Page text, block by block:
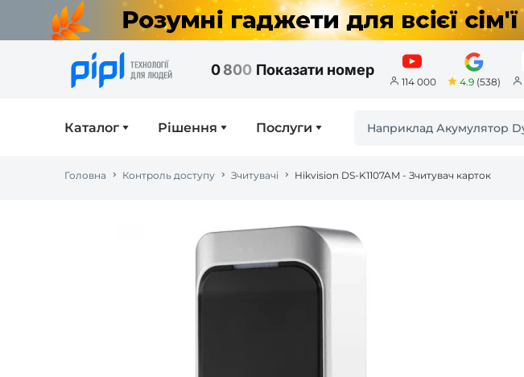
0800 Показати номер
114 000 4.9(538)
Каталог Рішення Послуги
Головна Контроль доступу Зчитувачі Hikvision DS-K1107AM - Зчитувач карток